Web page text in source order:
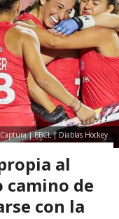
Captura | BBCL | Diablas Hockey
al
de
con la